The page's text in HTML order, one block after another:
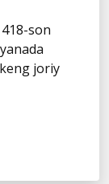
son
joriy